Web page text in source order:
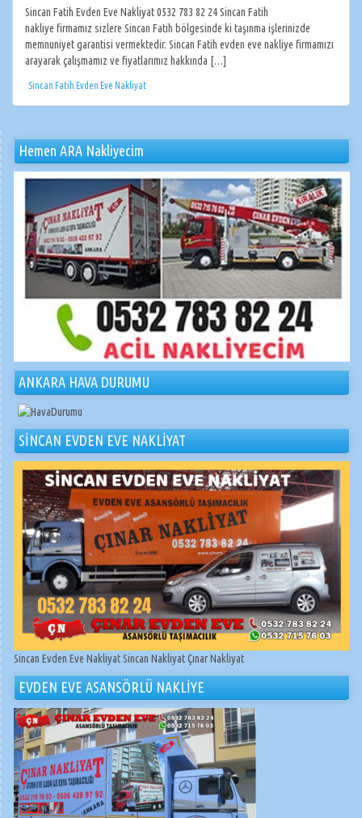
Sincan Fatih Evden Eve Nakliyat 0532 783 82 24 Sincan Fatih
nakliye firmamız sizlere Sincan Fatih bölgesinde ki taşınma işlerinizde
memnuniyet garantisi vermektedir. Sincan Fatih evden eve nakliye firmamızı
arayarak çalışmamız ve fiyatlarımız hakkında […]
Sincan Fatih Evden Eve Nakliyat
Hemen ARA Nakliyecim
ANKARA HAVA DURUMU
SİNCAN EVDEN EVE NAKLİYAT
Sincan Evden Eve Nakliyat Sincan Nakliyat Çınar Nakliyat
EVDEN EVE ASANSÖRLÜ NAKLİYE